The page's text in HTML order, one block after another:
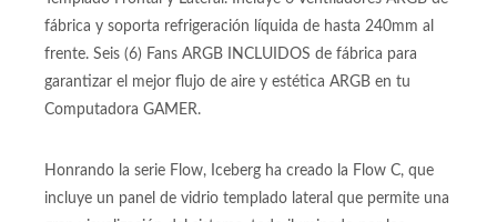
445mm x 335mm (Ancho x Alto x Profundida) Gabinete
Gamer Compacto Linea Flow de alto flujo de aire con Vidrio
Templado Frontal y Lateral. Incluye 6 Ventiladores ARGB de
fábrica y soporta refrigeración líquida de hasta 240mm al
garantizar el mejor flujo de aire y estética ARGB en tu
Computadora GAMER.